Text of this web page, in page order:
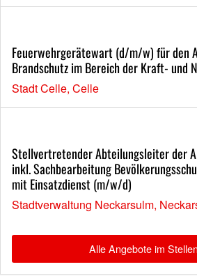
Feuerwehrgerätewart (d/m/w) für den
Brandschutz im Bereich der Kraft- und
Stadt Celle, Celle
Stellvertretender Abteilungsleiter der
inkl. Sachbearbeitung
mit Einsatzdienst (m/w/d)
Stadtverwaltung Neckarsulm,
Alle Angebote im